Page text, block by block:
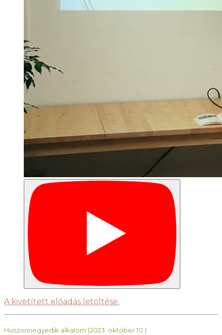
A kivetített előadás letöltése.
Huszonnegyedik alkalom (2023. október 10.)